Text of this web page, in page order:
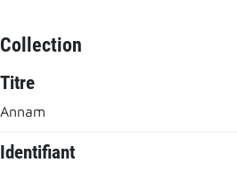
Collection
Titre
Annam
Identifiant